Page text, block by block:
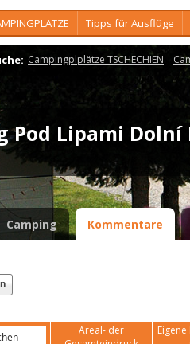
Tipps für Ausflüge
Campingplplätze TSCHECHIEN
Pod Lipami
Camping Kommentare
Areal- der